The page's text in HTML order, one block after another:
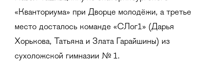
«Кванториума» при Дворце молодёжи, а третье
место досталось команде «СЛог1» (Дарья
Хорькова, Татьяна и Злата Гарайшины) из
сухоложской гимназии № 1.